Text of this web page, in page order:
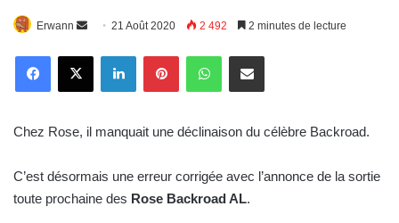
Erwann
Envoyer
courriel
21 Août 2020 2 492 2 minutes de lecture
LinkedinPinterestWhatsAppE-Mail
Chez Rose, il manquait une déclinaison du célèbre Backroad.
C’est désormais une erreur corrigée avec l’annonce de la sortie
toute prochaine des Rose Backroad AL.